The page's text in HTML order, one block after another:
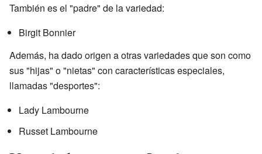
También es el "padre" de la variedad:
Birgit Bonnier
Además, ha dado origen a otras variedades que son como
sus "hijas" o "nietas" con características especiales,
llamadas "desportes":
Lady Lambourne
Russet Lambourne